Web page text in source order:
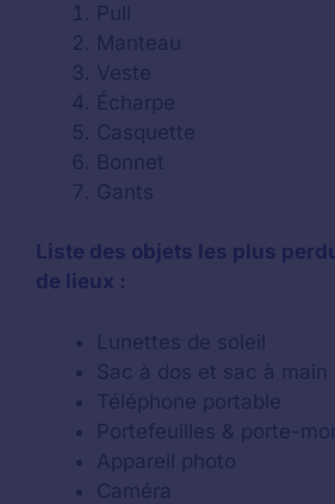
Pull
Manteau
Veste
Écharpe
Casquette
Bonnet
Gants
Liste des objets les plus
de lieux :
Lunettes de soleil
Sac à dos et sac à main
Téléphone portable
Portefeuilles & porte-
Appareil photo
Caméra